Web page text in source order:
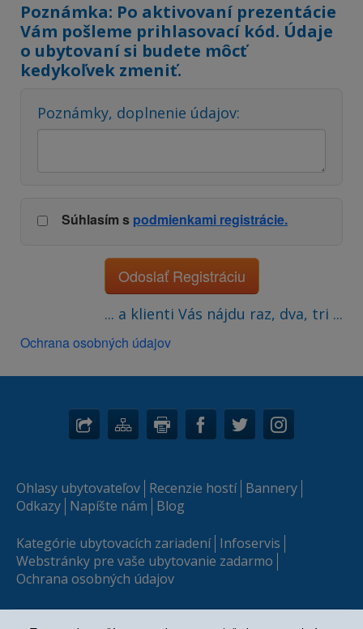
Poznámka: Po aktivovaní prezentácie
Vám pošleme prihlasovací kód. Údaje
o ubytovaní si budete môcť
kedykoľvek zmeniť.
Poznámky, doplnenie údajov:
Súhlasím s podmienkami registrácie.
Odoslať Registráciu
... a klienti Vás nájdu raz, dva, tri ...
Ochrana osobných údajov
Ohlasy ubytovateľov Recenzie hostí Bannery
Odkazy Napíšte nám Blog
Kategórie ubytovacích zariadení Infoservis
Webstránky pre vaše ubytovanie zadarmo
Ochrana osobných údajov